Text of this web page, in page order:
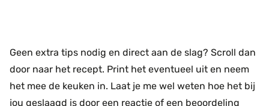
Geen extra tips nodig en direct aan de slag? Scroll dan
door naar het recept. Print het eventueel uit en neem
het mee de keuken in. Laat je me wel weten hoe het bij
jou geslaagd is door een reactie of een beoordeling